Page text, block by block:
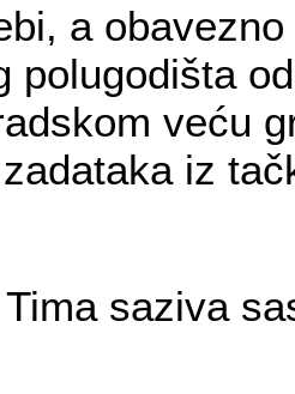
a
polugodišta
veću
iz
saziva